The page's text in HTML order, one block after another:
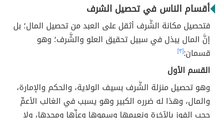
أقسام الناس في تحصيل الشرف
فتحصيل مكانة الشَّرف أثقل على العبد من تحصيل المال؛ بل
إنَّ المال يبذل في سبيل تحقيق العلو والشَّرف؛ وهو
قسمان:[٣]
القسم الأول
وهو تحصيل منزلة الشَّرف بسيف الولاية، والحكم والإمارة،
والمال، وهذا له ضرره الكبير وهو يسبب في الغالب الأعمِّ
حجب الفوز بالآخرة ونعيمها وسموها وعزِّها ومجدها، ولا